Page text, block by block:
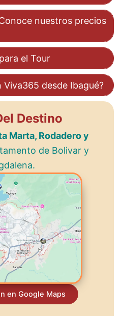
nuestros precios
el Tour
Viva365 desde Ibagué?
Destino
Marta, Rodadero y
de Bolivar y
en Google Maps